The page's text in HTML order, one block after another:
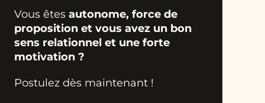
Vous êtes autonome, force de
proposition et vous avez un bon
sens relationnel et une forte
motivation ?
Postulez dès maintenant !